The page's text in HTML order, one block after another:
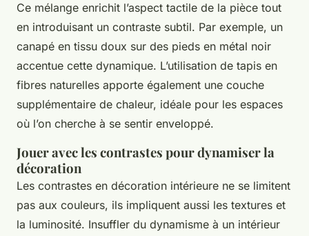
Ce mélange enrichit l’aspect tactile de la pièce tout
en introduisant un contraste subtil. Par exemple, un
canapé en tissu doux sur des pieds en métal noir
accentue cette dynamique. L’utilisation de tapis en
fibres naturelles apporte également une couche
supplémentaire de chaleur, idéale pour les espaces
où l’on cherche à se sentir enveloppé.
Jouer avec les contrastes pour dynamiser la
décoration
Les contrastes en décoration intérieure ne se limitent
pas aux couleurs, ils impliquent aussi les textures et
la luminosité. Insuffler du dynamisme à un intérieur